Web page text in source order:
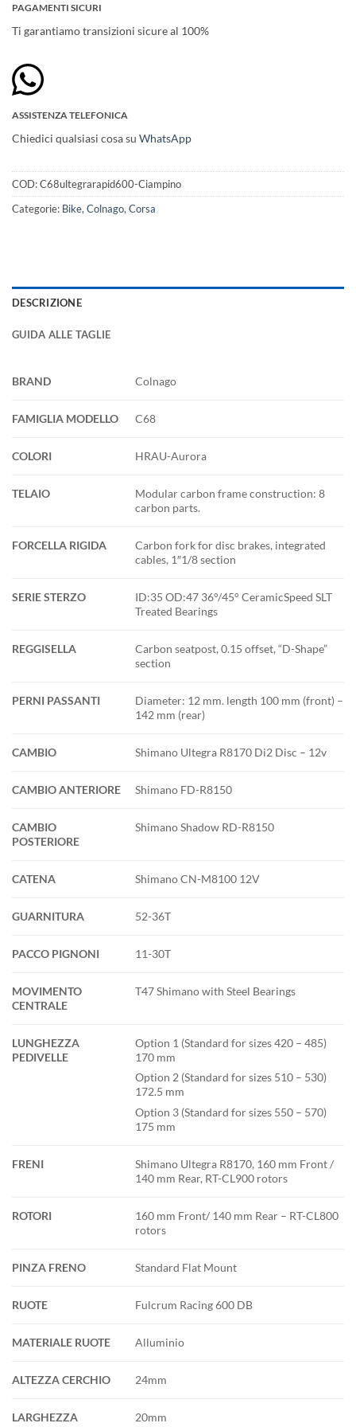
PAGAMENTI SICURI
Ti garantiamo transizioni sicure al 100%
ASSISTENZA TELEFONICA
Chiedici qualsiasi cosa su WhatsApp
COD:C68ultegrarapid600-Ciampino
Categorie: Bike, Colnago, Corsa
DESCRIZIONE
GUIDA ALLE TAGLIE
BRAND Colnago
FAMIGLIA MODELLO C68
COLORI HRAU-Aurora
TELAIO
Modular carbon frame construction: 8
carbon parts.
FORCELLA RIGIDA
Carbon fork for disc brakes, integrated
cables, 1″1/8 section
SERIE STERZO
ID:35 OD:47 36°/45° CeramicSpeed SLT
Treated Bearings
REGGISELLA
Carbon seatpost, 0.15 offset, “D-Shape”
section
PERNI PASSANTI
Diameter: 12 mm. length 100 mm (front) –
142 mm (rear)
CAMBIO Shimano Ultegra R8170 Di2 Disc – 12v
CAMBIO ANTERIORE Shimano FD-R8150
CAMBIO
POSTERIORE
Shimano Shadow RD-R8150
CATENA Shimano CN-M8100 12V
GUARNITURA 52-36T
PACCO PIGNONI 11-30T
MOVIMENTO
CENTRALE
T47 Shimano with Steel Bearings
LUNGHEZZA
PEDIVELLE
Option 1 (Standard for sizes 420 – 485)
170 mm
Option 2 (Standard for sizes 510 – 530)
172.5 mm
Option 3 (Standard for sizes 550 – 570)
175 mm
FRENI
Shimano Ultegra R8170, 160 mm Front /
140 mm Rear, RT-CL900 rotors
ROTORI
160 mm Front/ 140 mm Rear – RT-CL800
rotors
PINZA FRENO Standard Flat Mount
RUOTE Fulcrum Racing 600 DB
MATERIALE RUOTE Alluminio
ALTEZZA CERCHIO 24mm
LARGHEZZA
20mm